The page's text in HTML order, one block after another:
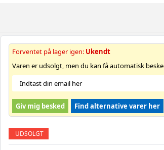
Forventet på lager igen: Ukendt
Varen er udsolgt, men du kan få automatisk
Giv mig besked Find alternative varer her
UDSOLGT